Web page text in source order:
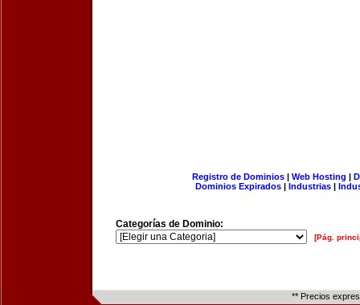
Registro de Dominios| Web Hosting |
Dominios Expirados | Industrias |
Categorías de Dominio:
[Pág.
** Precios